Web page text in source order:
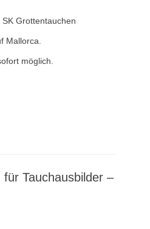
Grottentauchen
Mallorca.
möglich.
Tauchausbilder –